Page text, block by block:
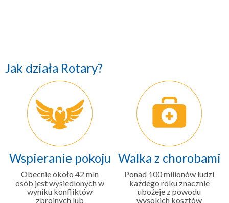
Jak działa Rotary?
Wspieranie pokoju
Obecnie około 42 mln
osób jest wysiedlonych w
wyniku konfliktów
zbrojnych lub
Walka z chorobami
Ponad 100 milionów ludzi
każdego roku znacznie
ubożeje z powodu
wysokich kosztów